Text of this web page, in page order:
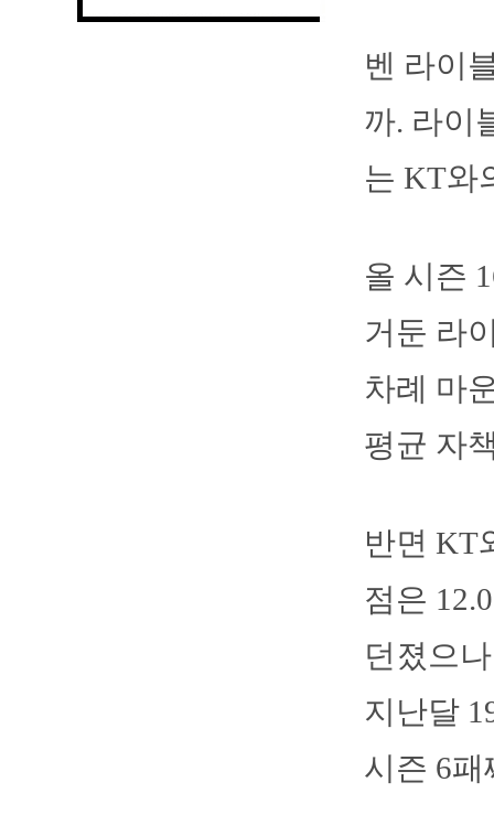
벤 라이
까. 라이
는 KT와
올 시즌
거둔 라
차례 마
평균 자
반면 KT
점은
던졌으
지난달
시즌 6패